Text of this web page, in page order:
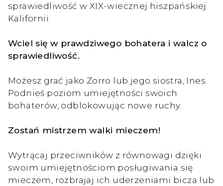
sprawiedliwość w XIX-wiecznej hiszpańskiej
Kalifornii.
Wciel się w prawdziwego bohatera i walcz o
sprawiedliwość.
Możesz grać jako Zorro lub jego siostra, Ines.
Podnieś poziom umiejętności swoich
bohaterów, odblokowując nowe ruchy.
Zostań mistrzem walki mieczem!
Wytrącaj przeciwników z równowagi dzięki
swoim umiejętnościom posługiwania się
mieczem, rozbrajaj ich uderzeniami bicza lub